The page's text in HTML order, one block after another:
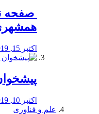
صفحه
اکتبر 15, 2019
اکتبر 10, 2019
علم و فناوری